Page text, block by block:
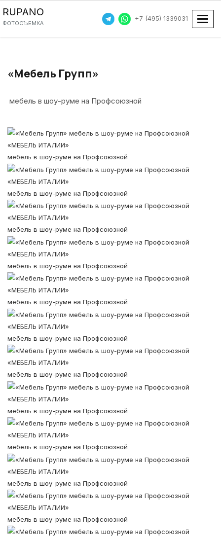
+7 (495) 1339031
RUPANO
ФОТОСЪЕМКА
«Мебель Групп»
мебель в шоу-руме на Профсоюзной
«МЕБЕЛЬ ИТАЛИИ»
мебель в шоу-руме на Профсоюзной
«МЕБЕЛЬ ИТАЛИИ»
мебель в шоу-руме на Профсоюзной
«МЕБЕЛЬ ИТАЛИИ»
мебель в шоу-руме на Профсоюзной
«МЕБЕЛЬ ИТАЛИИ»
мебель в шоу-руме на Профсоюзной
«МЕБЕЛЬ ИТАЛИИ»
мебель в шоу-руме на Профсоюзной
«МЕБЕЛЬ ИТАЛИИ»
мебель в шоу-руме на Профсоюзной
«МЕБЕЛЬ ИТАЛИИ»
мебель в шоу-руме на Профсоюзной
«МЕБЕЛЬ ИТАЛИИ»
мебель в шоу-руме на Профсоюзной
«МЕБЕЛЬ ИТАЛИИ»
мебель в шоу-руме на Профсоюзной
«МЕБЕЛЬ ИТАЛИИ»
мебель в шоу-руме на Профсоюзной
«МЕБЕЛЬ ИТАЛИИ»
мебель в шоу-руме на Профсоюзной